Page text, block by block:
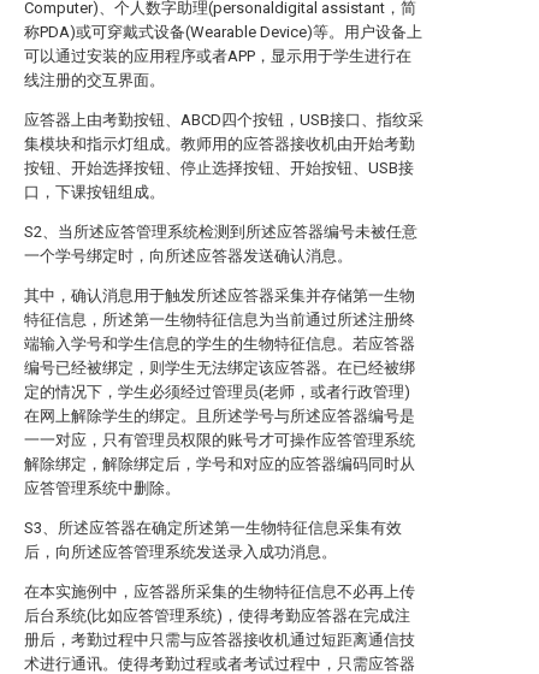
Computer)、个人数字助理(personaldigital assistant，简
称PDA)或可穿戴式设备(Wearable Device)等。用户设备上
可以通过安装的应用程序或者APP，显示用于学生进行在
线注册的交互界面。
应答器上由考勤按钮、ABCD四个按钮，USB接口、指纹采
集模块和指示灯组成。教师用的应答器接收机由开始考勤
按钮、开始选择按钮、停止选择按钮、开始按钮、USB接
口，下课按钮组成。
S2、当所述应答管理系统检测到所述应答器编号未被任意
一个学号绑定时，向所述应答器发送确认消息。
其中，确认消息用于触发所述应答器采集并存储第一生物
特征信息，所述第一生物特征信息为当前通过所述注册终
端输入学号和学生信息的学生的生物特征信息。若应答器
编号已经被绑定，则学生无法绑定该应答器。在已经被绑
定的情况下，学生必须经过管理员(老师，或者行政管理)
在网上解除学生的绑定。且所述学号与所述应答器编号是
一一对应，只有管理员权限的账号才可操作应答管理系统
解除绑定，解除绑定后，学号和对应的应答器编码同时从
应答管理系统中删除。
S3、所述应答器在确定所述第一生物特征信息采集有效
后，向所述应答管理系统发送录入成功消息。
在本实施例中，应答器所采集的生物特征信息不必再上传
后台系统(比如应答管理系统)，使得考勤应答器在完成注
册后，考勤过程中只需与应答器接收机通过短距离通信技
术进行通讯。使得考勤过程或者考试过程中，只需应答器